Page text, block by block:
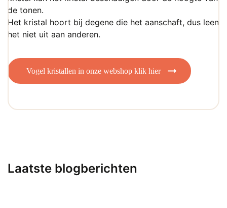
de tonen.
Het kristal hoort bij degene die het aanschaft, dus leen
het niet uit aan anderen.
Vogel kristallen in onze webshop klik hier
Laatste blogberichten